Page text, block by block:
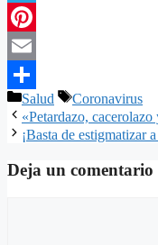
Telegram
Pinterest
Email
Compartir
Categorías
Salud Etiquetas
Coronavirus
«Petardazo,
¡Basta de estigmatizar
Deja un comentario